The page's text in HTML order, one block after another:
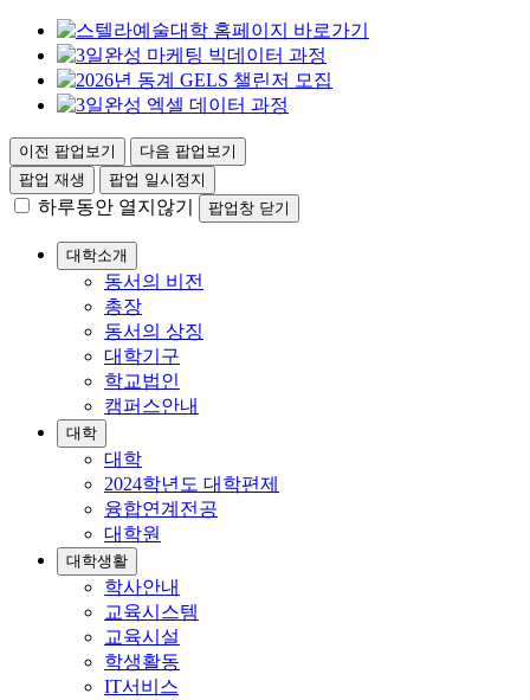
이전 팝업보기
다음 팝업보기
팝업 재생
팝업 일시정지
하루동안 열지않기 팝업창 닫기
대학소개
동서의 비전
총장
동서의 상징
대학기구
학교법인
캠퍼스안내
대학
대학
2024학년도 대학편제
융합연계전공
대학원
대학생활
학사안내
교육시스템
교육시설
학생활동
IT서비스